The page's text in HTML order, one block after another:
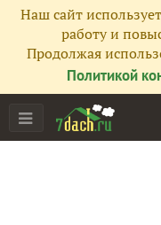
Наш сайт
работу и
Продолжая
Политикой
Главная